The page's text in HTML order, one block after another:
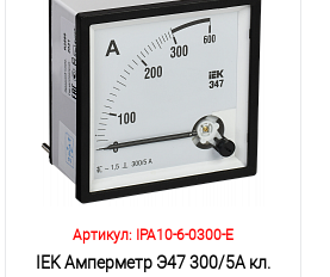
В корзину
К сравнению
В избранное
Под заказ
Артикул: IPA10-6-0300-E
IEK Амперметр Э47 300/5А кл.